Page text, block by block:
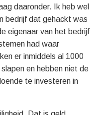
daaronder. Ik heb wel
bedrijf dat gehackt was
eigenaar van het bedrijf
had waar
er inmiddels al 1000
en hebben niet de
te investeren in